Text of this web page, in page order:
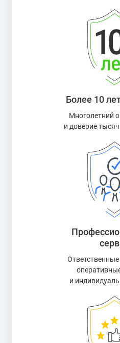
Более 10
Многолетний
и доверие
и